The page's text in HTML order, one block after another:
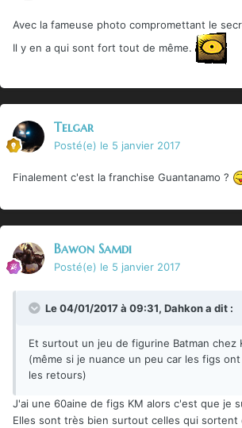
Avec la fameuse photo compromettant le
Il y en a qui sont fort tout de même.
Telgar
Posté(e) le 5 janvier 2017
Finalement c'est la franchise Guantanamo ?
Bawon Samdi
Posté(e) le 5 janvier 2017
Le 04/01/2017 à 09:31, Dahkona dit :
Et surtout un jeu de figurine Batman chez
(même si je nuance un peu car les figs
les retours)
J'ai une 60aine de figs KM alors c'est que je
Elles sont très bien surtout celles qui sortent